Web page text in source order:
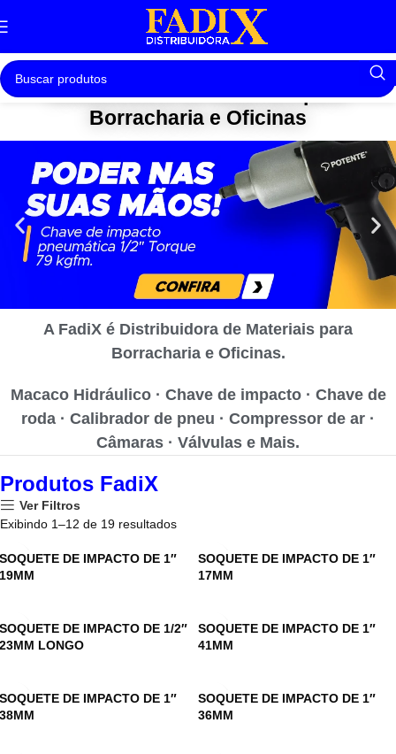
Distribuidora de Materiais para
Borracharia e Oficinas
A FadiX é Distribuidora de Materiais para
Borracharia e Oficinas.
Macaco Hidráulico · Chave de impacto · Chave de
roda · Calibrador de pneu · Compressor de ar ·
Câmaras · Válvulas e Mais.
Produtos FadiX
Ver Filtros
Exibindo 1–12 de 19 resultados
SOQUETE DE IMPACTO DE 1″
19MM
SOQUETE DE IMPACTO DE 1″
17MM
SOQUETE DE IMPACTO DE 1/2″
23MM LONGO
SOQUETE DE IMPACTO DE 1″
41MM
SOQUETE DE IMPACTO DE 1″
38MM
SOQUETE DE IMPACTO DE 1″
36MM